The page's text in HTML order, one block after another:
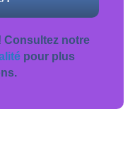
Consultez notre
pour plus